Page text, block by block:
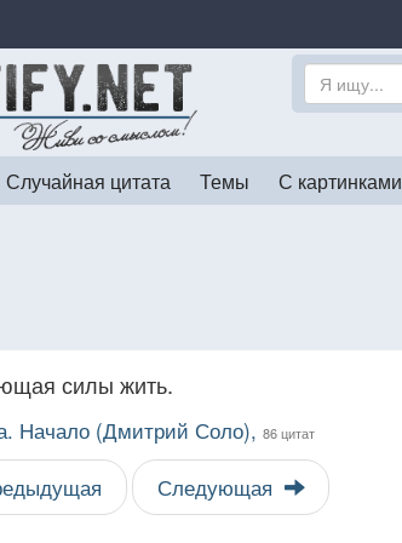
Случайная цитата Темы С картинками
силы жить.
Начало (Дмитрий Соло), 86 цитат
Следующая